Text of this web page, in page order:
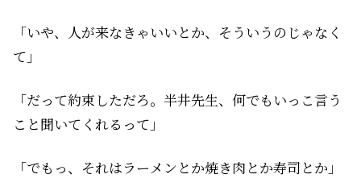
「いや、人が来なきゃいいとか、そういうのじゃなく
て」
「だって約束しただろ。半井先生、何でもいっこ言う
こと聞いてくれるって」
「でもっ、それはラーメンとか焼き肉とか寿司とか」